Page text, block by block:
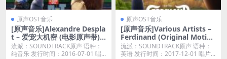
原声OST音乐
[原声音乐]Alexandre Despla
t – 爱宠大机密 (电影原声带) [i
Tunes Plus M4A]
流派：SOUNDTRACK原声 语种：
纯音乐 发行时间：2016-07-01 唱...
原声OST音乐
[原声音乐]Various Artists –
Ferdinand (Original Motion
Picture Soundtrack) – EP [i
Tunes Plus M4A]
流派：SOUNDTRACK原声 语种：
英语 发行时间：2017-12-01 唱片...